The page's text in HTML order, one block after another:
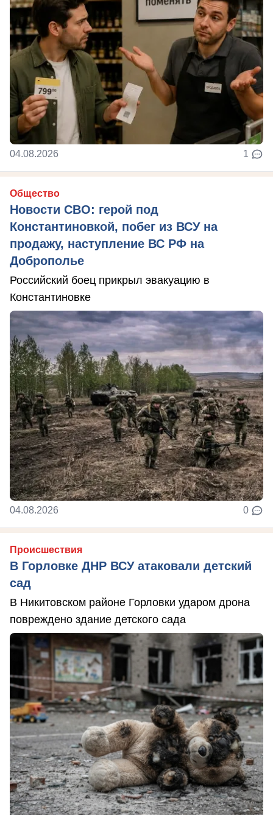
04.08.2026 1
Общество
Новости СВО: герой под
Константиновкой, побег из ВСУ на
продажу, наступление ВС РФ на
Доброполье
Российский боец прикрыл эвакуацию в
Константиновке
04.08.2026 0
Происшествия
В Горловке ДНР ВСУ атаковали детский
сад
В Никитовском районе Горловки ударом дрона
повреждено здание детского сада